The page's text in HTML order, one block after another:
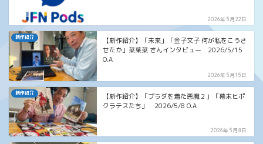
2026年5月22日
新作紹介
【新作紹介】「未来」「金子文子 何が私をこうさ
せたか」菜葉菜 さんインタビュー 2026/5/15
O.A
2026年5月15日
新作紹介
【新作紹介】「プラダを着た悪魔２」「幕末ヒポ
クラテスたち」 2026/5/8 O.A
2026年5月8日